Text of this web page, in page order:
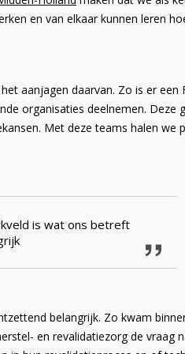
en van elkaar kunnen leren
aanjagen daarvan. Zo is er een
organisaties deelnemen. Deze
Met deze teams halen we
is wat ons betreft
belangrijk. Zo kwam
en revalidatiezorg de vraag